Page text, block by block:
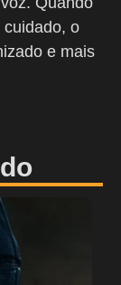
o
e mais